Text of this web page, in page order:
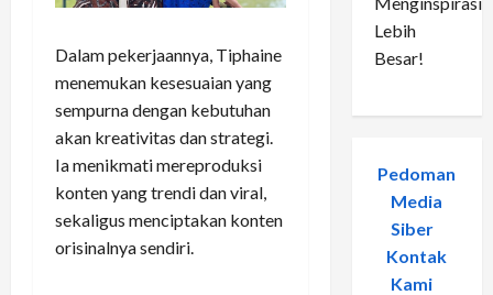
Dalam pekerjaannya, Tiphaine
menemukan kesesuaian yang
sempurna dengan kebutuhan
akan kreativitas dan strategi.
Ia menikmati mereproduksi
konten yang trendi dan viral,
sekaligus menciptakan konten
orisinalnya sendiri.
Lebih
Besar!
Pedoman
Media
Siber-
Kontak
Kami